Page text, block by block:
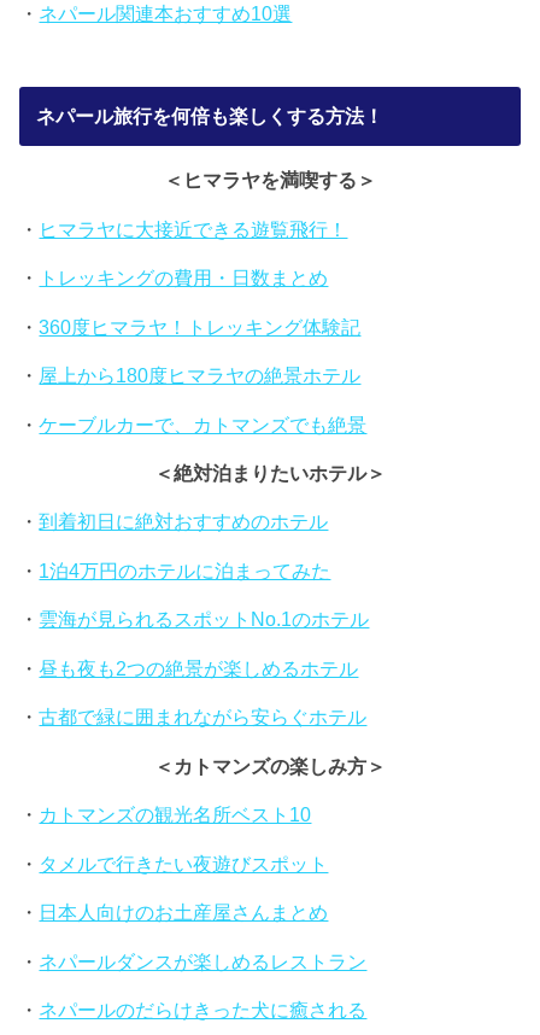
・ ネパール関連本おすすめ10選
ネパール旅行を何倍も楽しくする方法！
＜ヒマラヤを満喫する＞
・ ヒマラヤに大接近できる遊覧飛行！
・ トレッキングの費用・日数まとめ
・360度ヒマラヤ！トレッキング体験記
・ 屋上から180度ヒマラヤの絶景ホテル
・ケーブルカーで、カトマンズでも絶景
＜絶対泊まりたいホテル＞
・到着初日に絶対おすすめのホテル
・ 1泊4万円のホテルに泊まってみた
・ 雲海が見られるスポットNo.1のホテル
・昼も夜も2つの絶景が楽しめるホテル
・古都で緑に囲まれながら安らぐホテル
＜カトマンズの楽しみ方＞
・ カトマンズの観光名所ベスト10
・ タメルで行きたい夜遊びスポット
・ 日本人向けのお土産屋さんまとめ
・ ネパールダンスが楽しめるレストラン
・ ネパールのだらけきった犬に癒される